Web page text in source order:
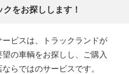
をお探しします！
ビスは、トラックランドが
の車輌をお探しし、ご購入
らではのサービスです。